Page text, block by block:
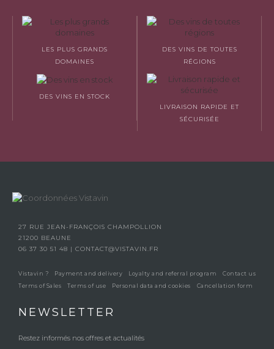
LES PLUS GRANDS
DOMAINES
DES VINS DE TOUTES
RÉGIONS
DES VINS EN STOCK
LIVRAISON RAPIDE ET
SÉCURISÉE
27 RUE JEAN-FRANÇOIS CHAMPOLLION
21200 BEAUNE
06 37 30 51 48 | CONTACT@VISTAVIN.FR
Vistavin ? Payment and delivery Loyalty and referral program
Contact us
Terms of Sales
Terms of use Personal data and cookies Cancellation form
NEWSLETTER
Restez informés nos offres et actualités